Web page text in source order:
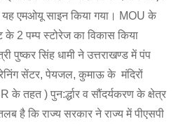
यह एमओयू साइन किया गया। MOU के
के 2 पम्प स्टोरेज का विकास किया
पुष्कर सिंह धामी ने उत्तराखण्ड में पंप
सेंटर, पेयजल, कुमाऊ के मंदिरों
के तहत ) पुन:र्द्धार व सौंदर्यकरण के क्षेत्र
है कि राज्य सरकार ने राज्य में पीएसपी